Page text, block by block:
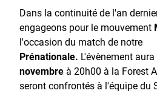
Dans la continuité de l'an
engageons pour le mouvement
l'occasion du match de notre
Prénationale. L'évènement
novembre à 20h00 à la Forest
seront confrontés à l'équipe du